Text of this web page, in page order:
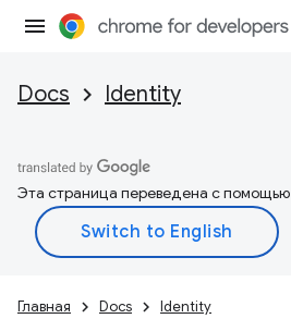
Docs Identity
Эта страница переведена с помощью
Главная Docs Identity